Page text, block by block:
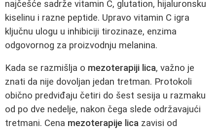
najčešće sadrže vitamin C, glutation, hijaluronsku
kiselinu i razne peptide. Upravo vitamin C igra
ključnu ulogu u inhibiciji tirozinaze, enzima
odgovornog za proizvodnju melanina.
Kada se razmišlja o mezoterapiji lica, važno je
znati da nije dovoljan jedan tretman. Protokoli
obično predviđaju četiri do šest sesija u razmaku
od po dve nedelje, nakon čega slede održavajući
tretmani. Cena mezoterapije lica zavisi od